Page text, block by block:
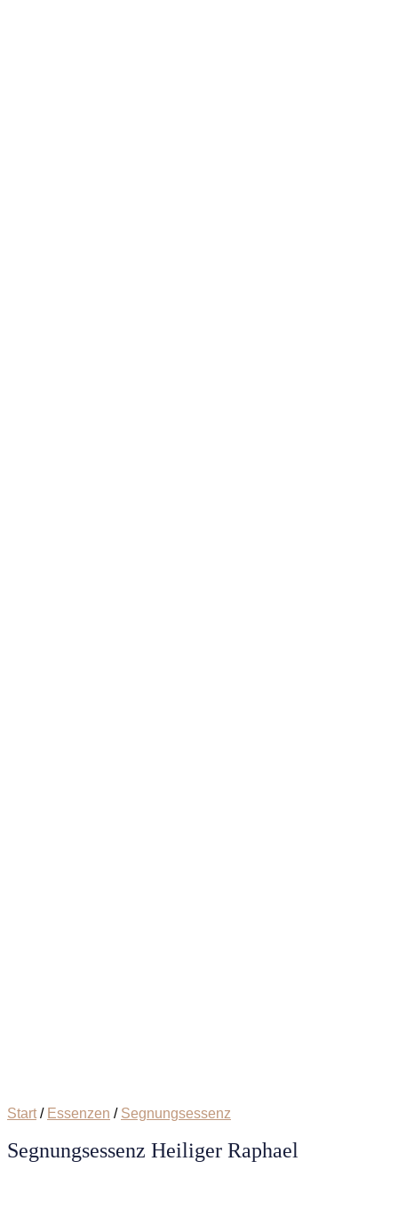
Start / Essenzen / Segnungsessenz
Segnungsessenz Heiliger Raphael